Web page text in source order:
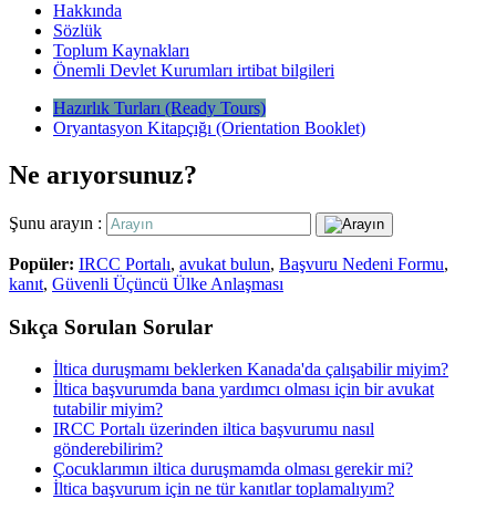
Hakkında
Sözlük
Toplum Kaynakları
Önemli Devlet Kurumları irtibat bilgileri
Hazırlık Turları (Ready Tours)
Oryantasyon Kitapçığı (Orientation Booklet)
Ne arıyorsunuz?
Şunu arayın :
Popüler: IRCC Portalı, avukat bulun, Başvuru Nedeni Formu,
kanıt, Güvenli Üçüncü Ülke Anlaşması
Sıkça Sorulan Sorular
İltica duruşmamı beklerken Kanada'da çalışabilir miyim?
İltica başvurumda bana yardımcı olması için bir avukat
tutabilir miyim?
IRCC Portalı üzerinden iltica başvurumu nasıl
gönderebilirim?
Çocuklarımın iltica duruşmamda olması gerekir mi?
İltica başvurum için ne tür kanıtlar toplamalıyım?